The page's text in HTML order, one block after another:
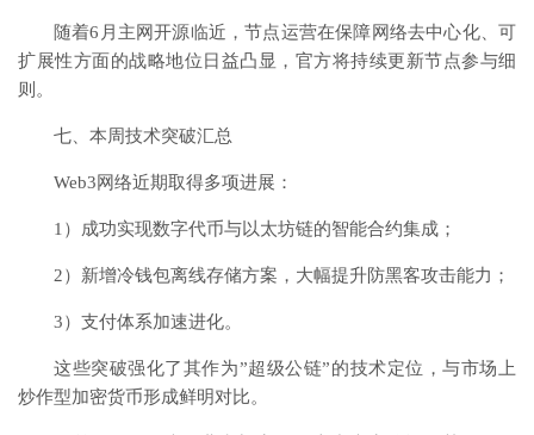
随着6月主网开源临近，节点运营在保障网络去中心化、可
扩展性方面的战略地位日益凸显，官方将持续更新节点参与细
则。
七、本周技术突破汇总
Web3网络近期取得多项进展：
1）成功实现数字代币与以太坊链的智能合约集成；
2）新增冷钱包离线存储方案，大幅提升防黑客攻击能力；
3）支付体系加速进化。
这些突破强化了其作为”超级公链”的技术定位，与市场上
炒作型加密货币形成鲜明对比。